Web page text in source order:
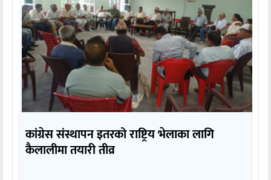
कांग्रेस संस्थापन इतरको राष्ट्रिय भेलाका लागि
कैलालीमा तयारी तीव्र